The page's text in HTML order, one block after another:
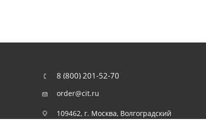
8 (800) 201-52-70
order@cit.ru
109462, г. Москва, Волгоградский
проспект, 96 к 2